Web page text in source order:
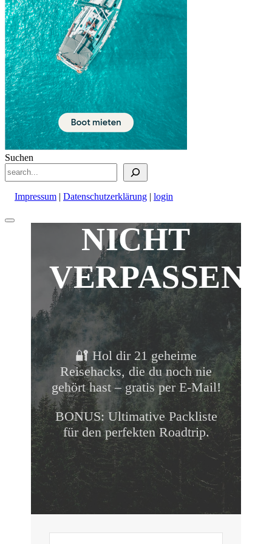
Suchen
Impressum | Datenschutzerklärung | login
Nach
NICHT
VERPASSEN!
🔐 Hol dir 21 geheime
Reisehacks, die du noch nie
gehört hast – gratis per E-Mail!
BONUS: Ultimative Packliste
für den perfekten Roadtrip.